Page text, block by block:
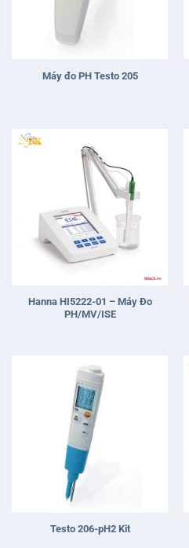
Máy đo PH Testo 205
Hanna HI5222-01 – Máy Đo
PH/MV/ISE
Testo 206-pH2 Kit